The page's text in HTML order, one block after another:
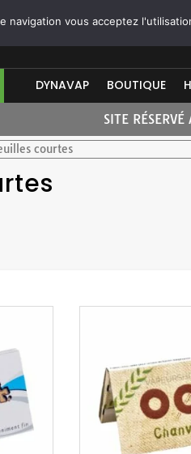
DYNAVAP BOUTIQUE
SITE
courtes
navigation vous acceptez